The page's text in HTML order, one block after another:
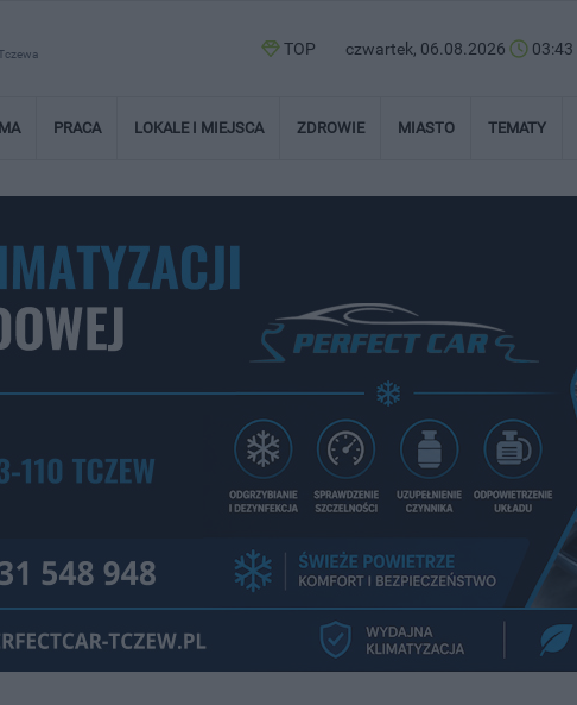
TOP czwartek, 06.08.2026 03:43
PRACA LOKALE I MIEJSCA ZDROWIE MIASTO TEMATY